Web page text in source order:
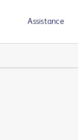
Assistance